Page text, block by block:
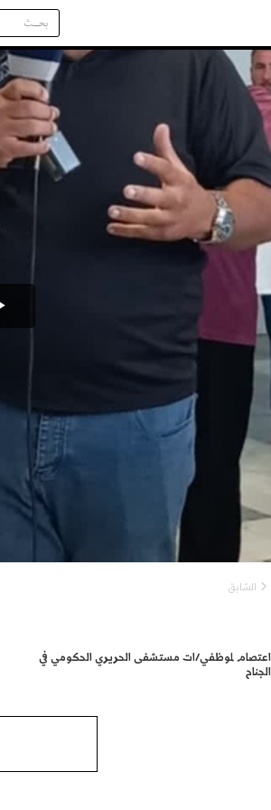
السّابق
اعتصام لموظفي/ات مستشفى الحريري الحكومي في
الجناح